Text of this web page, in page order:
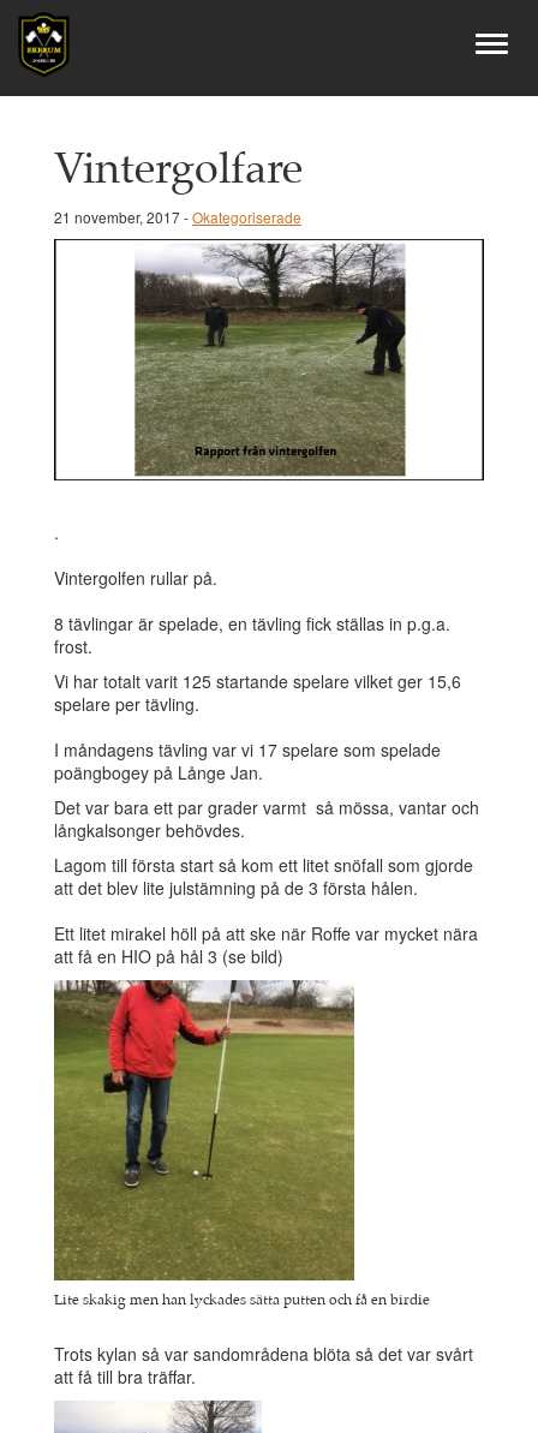
Vintergolfare
21 november, 2017 -Okategoriserade
.
Vintergolfen rullar på.
8 tävlingar är spelade, en tävling fick ställas in p.g.a.
frost.
Vi har totalt varit 125 startande spelare vilket ger 15,6
spelare per tävling.
I måndagens tävling var vi 17 spelare som spelade
poängbogey på Långe Jan.
Det var bara ett par grader varmt så mössa, vantar och
långkalsonger behövdes.
Lagom till första start så kom ett litet snöfall som gjorde
att det blev lite julstämning på de 3 första hålen.
Ett litet mirakel höll på att ske när Roffe var mycket nära
att få en HIO på hål 3 (se bild)
Lite skakig men han lyckades sätta putten och få en birdie
Trots kylan så var sandområdena blöta så det var svårt
att få till bra träffar.